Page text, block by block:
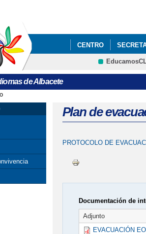
CENTRO
PLANES DEL CENTRO
de Albacete
usted aquí
Plan de
PROTOCOLO DE
Documentación de
Adjunto
EVACUACIÓN